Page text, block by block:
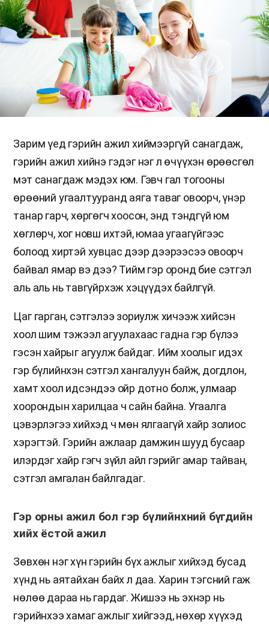
Зарим үед гэрийн ажил хиймээргүй санагдаж,
гэрийн ажил хийнэ гэдэг нэг л өчүүхэн өрөөсгөл
мэт санагдаж мэдэх юм. Гэвч гал тогооны
өрөөний угаалтууранд аяга таваг овоорч, үнэр
танар гарч, хөргөгч хоосон, энд тэндгүй юм
хөглөрч, хог новш ихтэй, юмаа угаагүйгээс
болоод хиртэй хувцас дээр дээрээсээ овоорч
байвал ямар вэ дээ? Тийм гэр оронд бие сэтгэл
аль аль нь тавгүйрхэж хэцүүдэх байлгүй.
Цаг гарган, сэтгэлээ зориулж хичээж хийсэн
хоол шим тэжээл агуулахаас гадна гэр бүлээ
гэсэн хайрыг агуулж байдаг. Ийм хоолыг идэх
гэр бүлийнхэн сэтгэл хангалуун байж, догдлон,
хамт хоол идсэндээ ойр дотно болж, улмаар
хоорондын харилцаа ч сайн байна. Угаалга
цэвэрлэгээ хийхэд ч мөн ялгаагүй хайр золиос
хэрэгтэй. Гэрийн ажлаар дамжин шууд бусаар
илэрдэг хайр гэгч зүйл айл гэрийг амар тайван,
сэтгэл амгалан байлгадаг.
Гэр орны ажил бол гэр бүлийнхний бүгдийн
хийх ёстой ажил
Зөвхөн нэг хүн гэрийн бүх ажлыг хийхэд бусад
хүнд нь аятайхан байх л даа. Харин тэгсний гаж
нөлөө дараа нь гардаг. Жишээ нь эхнэр нь
гэрийнхээ хамаг ажлыг хийгээд, нөхөр хүүхэд